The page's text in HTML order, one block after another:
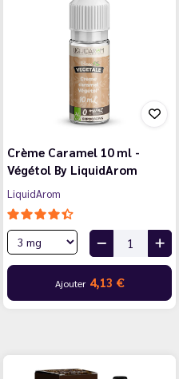
Crème Caramel 10 ml -
Végétol By LiquidArom
LiquidArom
Ajouter 4,13 €